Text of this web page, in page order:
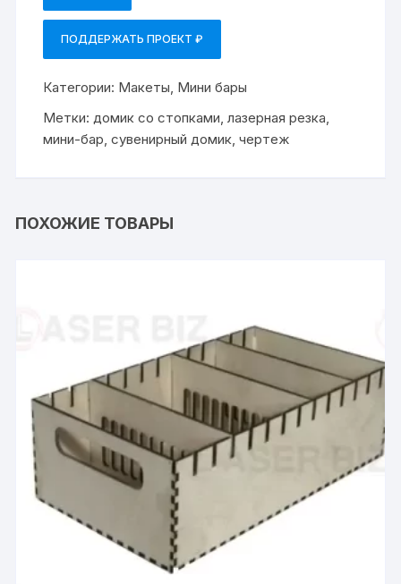
ПОДДЕРЖАТЬ ПРОЕКТ ₽
Категории: Макеты Мини бары
Метки: домик со стопками ,лазерная резка
мини-бар ,сувенирный домик ,чертеж
ПОХОЖИЕ ТОВАРЫ